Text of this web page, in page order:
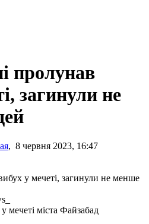
пролунав
загинули не
, 8 червня 2023, 16:47
мечеті міста Файзабад